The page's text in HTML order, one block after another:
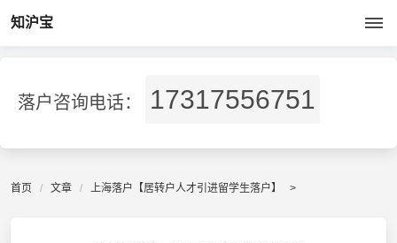
知沪宝
落户咨询电话： 17317556751
首页 文章 上海落户【居转户人才引进留学生落户】 >